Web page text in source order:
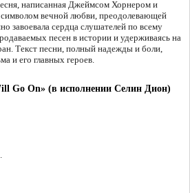
написанная Джеймсом Хорнером и
вечной любви, преодолевающей
завоевала сердца слушателей по всему
песен в истории и удерживаясь на
Текст песни, полный надежды и боли,
и его главных героев.
Go On» (в исполнении Селин Дион)